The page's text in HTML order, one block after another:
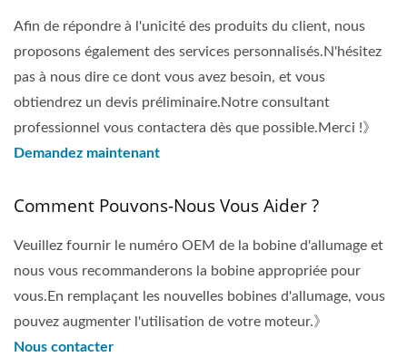
Afin de répondre à l'unicité des produits du client, nous
proposons également des services personnalisés.N'hésitez
pas à nous dire ce dont vous avez besoin, et vous
obtiendrez un devis préliminaire.Notre consultant
professionnel vous contactera dès que possible.Merci !》
Demandez maintenant
Comment Pouvons-Nous Vous Aider ?
Veuillez fournir le numéro OEM de la bobine d'allumage et
nous vous recommanderons la bobine appropriée pour
vous.En remplaçant les nouvelles bobines d'allumage, vous
pouvez augmenter l'utilisation de votre moteur.》
Nous contacter